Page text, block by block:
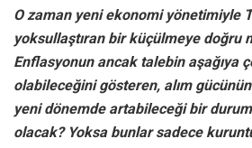
O zaman yeni ekonomi yönetimiyle
yoksullaştıran bir küçülmeye doğru
Enflasyonun ancak talebin aşağıya
olabileceğini gösteren, alım
yeni dönemde artabileceği bir
olacak? Yoksa bunlar sadece